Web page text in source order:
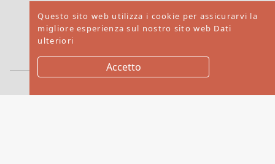
Questo sito web utilizza i cookie per assicurarvi la
migliore esperienza sul nostro sito web Dati
ulteriori
Accetto